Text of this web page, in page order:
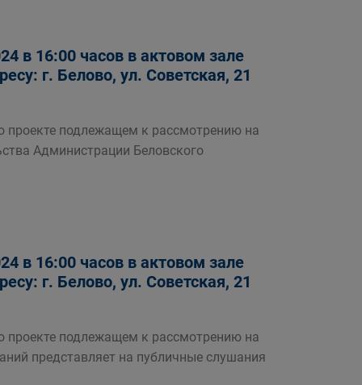
в 16:00 часов в актовом зале
г. Белово, ул. Советская, 21
подлежащем к рассмотрению на
Администрации Беловского
в 16:00 часов в актовом зале
г. Белово, ул. Советская, 21
подлежащем к рассмотрению на
представляет на публичные слушания